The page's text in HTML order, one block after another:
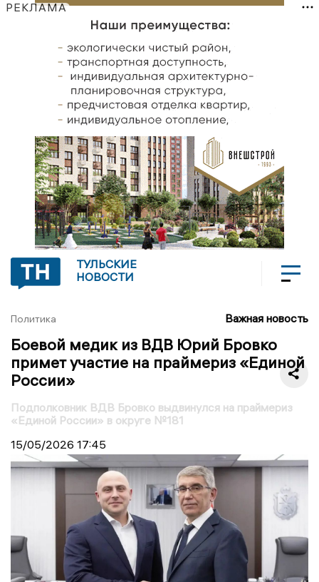
РЕКЛАМА
ТУЛЬСКИЕ
НОВОСТИ
Политика Важная новость
Боевой медик из ВДВ Юрий Бровко
примет участие на праймериз «Единой
России»
Подполковник ВДВ Бровко выдвинулся на праймериз
«Единой России» в округе №181
15/05/2026 17:45